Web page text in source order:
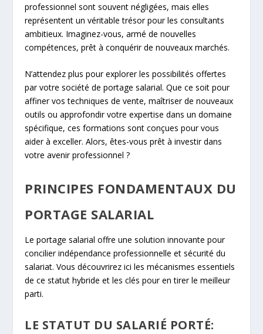
professionnel sont souvent négligées, mais elles
représentent un véritable trésor pour les consultants
ambitieux. Imaginez-vous, armé de nouvelles
compétences, prêt à conquérir de nouveaux marchés.
N’attendez plus pour explorer les possibilités offertes
par votre société de portage salarial. Que ce soit pour
affiner vos techniques de vente, maîtriser de nouveaux
outils ou approfondir votre expertise dans un domaine
spécifique, ces formations sont conçues pour vous
aider à exceller. Alors, êtes-vous prêt à investir dans
votre avenir professionnel ?
PRINCIPES FONDAMENTAUX DU
PORTAGE SALARIAL
Le portage salarial offre une solution innovante pour
concilier indépendance professionnelle et sécurité du
salariat. Vous découvrirez ici les mécanismes essentiels
de ce statut hybride et les clés pour en tirer le meilleur
parti.
LE STATUT DU SALARIÉ PORTÉ: